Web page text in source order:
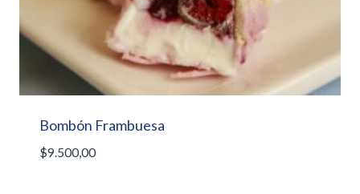
Bombón Frambuesa
$9.500,00